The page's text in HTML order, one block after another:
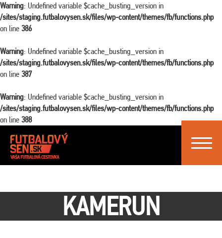
Warning: Undefined variable $cache_busting_version in
/sites/staging.futbalovysen.sk/files/wp-content/themes/fb/functions.php
on line 386
Warning: Undefined variable $cache_busting_version in
/sites/staging.futbalovysen.sk/files/wp-content/themes/fb/functions.php
on line 387
Warning: Undefined variable $cache_busting_version in
/sites/staging.futbalovysen.sk/files/wp-content/themes/fb/functions.php
on line 388
Toggle
KAMERUN